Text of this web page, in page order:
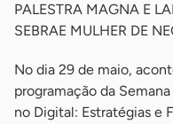
PALESTRA MAGNA E
SEBRAE MULHER DE
No dia 29 de maio,
programação da
no Digital: Estratégias e